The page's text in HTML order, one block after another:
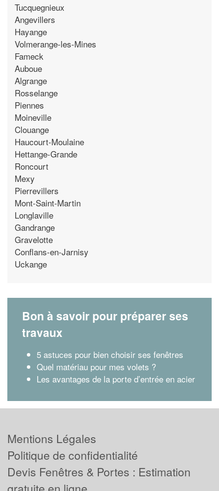
Tucquegnieux
Angevillers
Hayange
Volmerange-les-Mines
Fameck
Auboue
Algrange
Rosselange
Piennes
Moineville
Clouange
Haucourt-Moulaine
Hettange-Grande
Roncourt
Mexy
Pierrevillers
Mont-Saint-Martin
Longlaville
Gandrange
Gravelotte
Conflans-en-Jarnisy
Uckange
Bon à savoir pour préparer ses
travaux
5 astuces pour bien choisir ses fenêtres
Quel matériau pour mes volets ?
Les avantages de la porte d’entrée en acier
Mentions Légales
Politique de confidentialité
Devis Fenêtres & Portes : Estimation